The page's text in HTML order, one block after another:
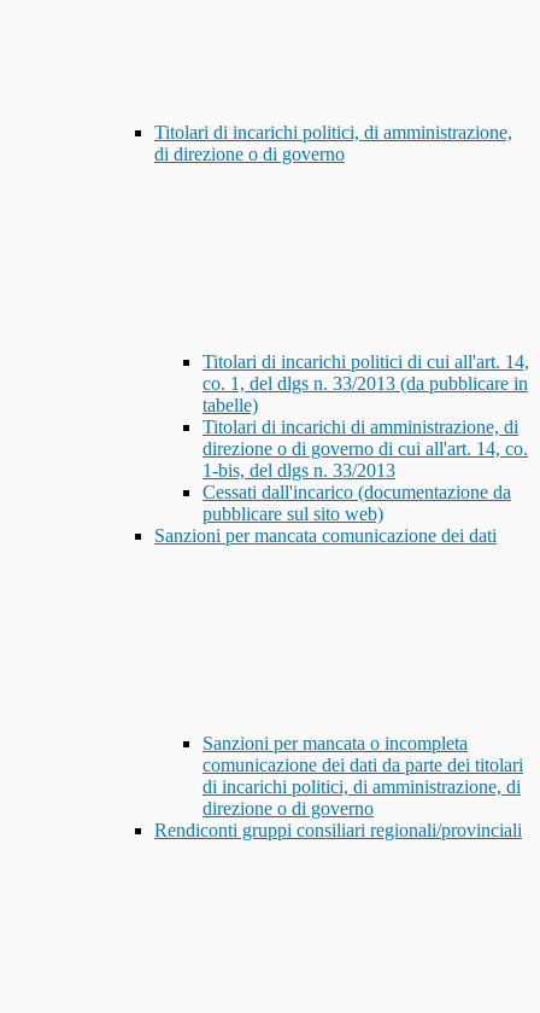
Titolari di incarichi politici, di amministrazione,
di direzione o di governo
Titolari di incarichi politici di cui all'art. 14,
co. 1, del dlgs n. 33/2013 (da pubblicare in
tabelle)
Titolari di incarichi di amministrazione, di
direzione o di governo di cui all'art. 14, co.
1-bis, del dlgs n. 33/2013
Cessati dall'incarico (documentazione da
pubblicare sul sito web)
Sanzioni per mancata comunicazione dei dati
Sanzioni per mancata o incompleta
comunicazione dei dati da parte dei titolari
di incarichi politici, di amministrazione, di
direzione o di governo
Rendiconti gruppi consiliari regionali/provinciali